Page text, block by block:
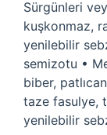
Sürgünleri
kuşkonmaz,
yenilebilir
semizotu •
biber,
taze fasulye,
yenilebilir